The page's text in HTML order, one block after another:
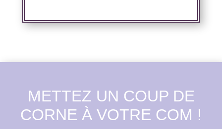
METTEZ UN COUP DE
CORNE À VOTRE COM !